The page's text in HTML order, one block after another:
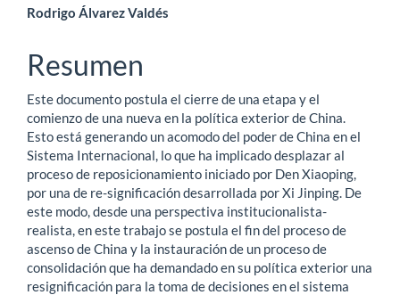
Contenido
principal
del
artículo
Rodrigo Álvarez Valdés
Resumen
Este documento postula el cierre de una etapa y el
comienzo de una nueva en la política exterior de China.
Esto está generando un acomodo del poder de China en el
Sistema Internacional, lo que ha implicado desplazar al
proceso de reposicionamiento iniciado por Den Xiaoping,
por una de re-significación desarrollada por Xi Jinping. De
este modo, desde una perspectiva institucionalista-
realista, en este trabajo se postula el fin del proceso de
ascenso de China y la instauración de un proceso de
consolidación que ha demandado en su política exterior una
resignificación para la toma de decisiones en el sistema